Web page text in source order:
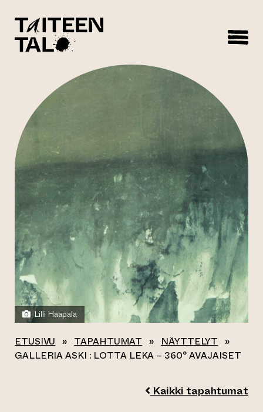
Lilli Haapala
ETUSIVU » TAPAHTUMAT » NÄYTTELYT »
GALLERIA ASKI : LOTTA LEKA – 360° AVAJAISET
Kaikki tapahtumat